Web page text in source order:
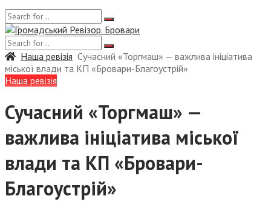
Наша ревізія Сучасний «Торгмаш» — важлива ініціатива
міської влади та КП «Бровари-Благоустрій»
Наша ревізія
Сучасний «Торгмаш» —
важлива ініціатива міської
влади та КП «Бровари-
Благоустрій»